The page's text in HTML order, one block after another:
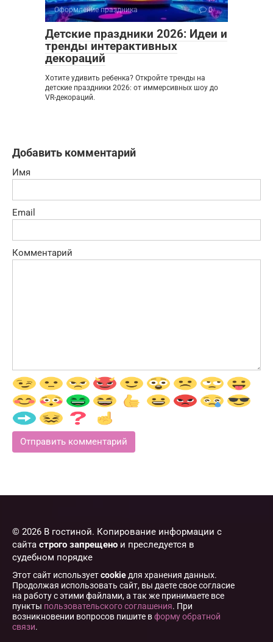
Оформление праздника 0
Детские праздники 2026: Идеи и
тренды интерактивных
декораций
Хотите удивить ребенка? Откройте тренды на
детские праздники 2026: от иммерсивных шоу до
VR-декораций.
Добавить комментарий
Имя
Email
Комментарий
© 2026 В гостиной. Копирование информации с
сайта строго запрещено и преследуется в
судебном порядке
Этот сайт используетcookie для хранения данных.
Продолжая использовать сайт, вы даете свое согласие
на работу с этими файлами, а так же принимаете все
пункты пользовательского соглашения. При
возникновении вопросов пишите вформу обратной
связи.